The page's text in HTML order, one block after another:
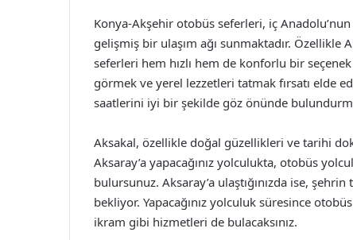
Konya-Akşehir otobüs seferleri, iç
gelişmiş bir ulaşım ağı sunmaktadır. Özellikle
seferleri hem hızlı hem de konforlu bir
görmek ve yerel lezzetleri tatmak fırsatı elde
saatlerini iyi bir şekilde göz önünde
Aksakal, özellikle doğal güzellikleri ve tarihi
Aksaray’a yapacağınız yolculukta, otobüs
bulursunuz. Aksaray’a ulaştığınızda ise,
bekliyor. Yapacağınız yolculuk süresince
ikram gibi hizmetleri de bulacaksınız.